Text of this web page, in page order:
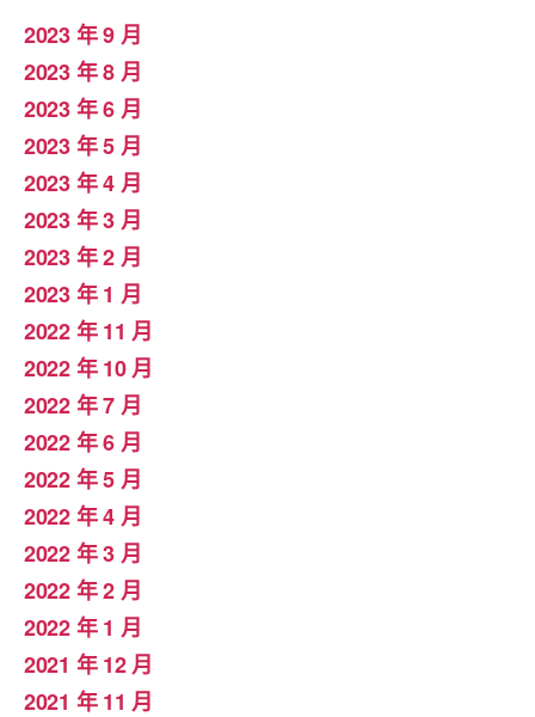
2023 年 9 月
2023 年 8 月
2023 年 6 月
2023 年 5 月
2023 年 4 月
2023 年 3 月
2023 年 2 月
2023 年 1 月
2022 年 11 月
2022 年 10 月
2022 年 7 月
2022 年 6 月
2022 年 5 月
2022 年 4 月
2022 年 3 月
2022 年 2 月
2022 年 1 月
2021 年 12 月
2021 年 11 月